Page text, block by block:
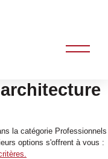
la catégorie Professionnels
options s'offrent à vous :